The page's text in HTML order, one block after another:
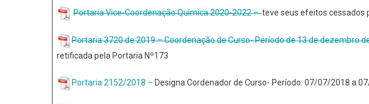
Portaria Vice-Coordenação Química 2020-2022 –teve seus efeitos cessados
Portaria 3720 de 2019 – Coordenação de Curso- Período de 13 de dezembro
retificada pela Portaria Nº173
Portaria 2152/2018 – Designa Cordenador de Curso- Período: 07/07/2018 a